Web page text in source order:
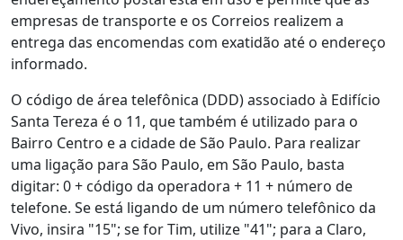
empresas de transporte e os Correios realizem a
entrega das encomendas com exatidão até o endereço
informado.
O código de área telefônica (DDD) associado à Edifício
Santa Tereza é o 11, que também é utilizado para o
Bairro Centro e a cidade de São Paulo. Para realizar
uma ligação para São Paulo, em São Paulo, basta
digitar: 0 + código da operadora + 11 + número de
telefone. Se está ligando de um número telefônico da
Vivo, insira "15"; se for Tim, utilize "41"; para a Claro,